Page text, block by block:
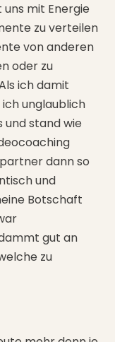
mit Energie
zu verteilen
von anderen
oder zu
ich damit
unglaublich
und stand wie
dann so
und
Botschaft
gut an
zu